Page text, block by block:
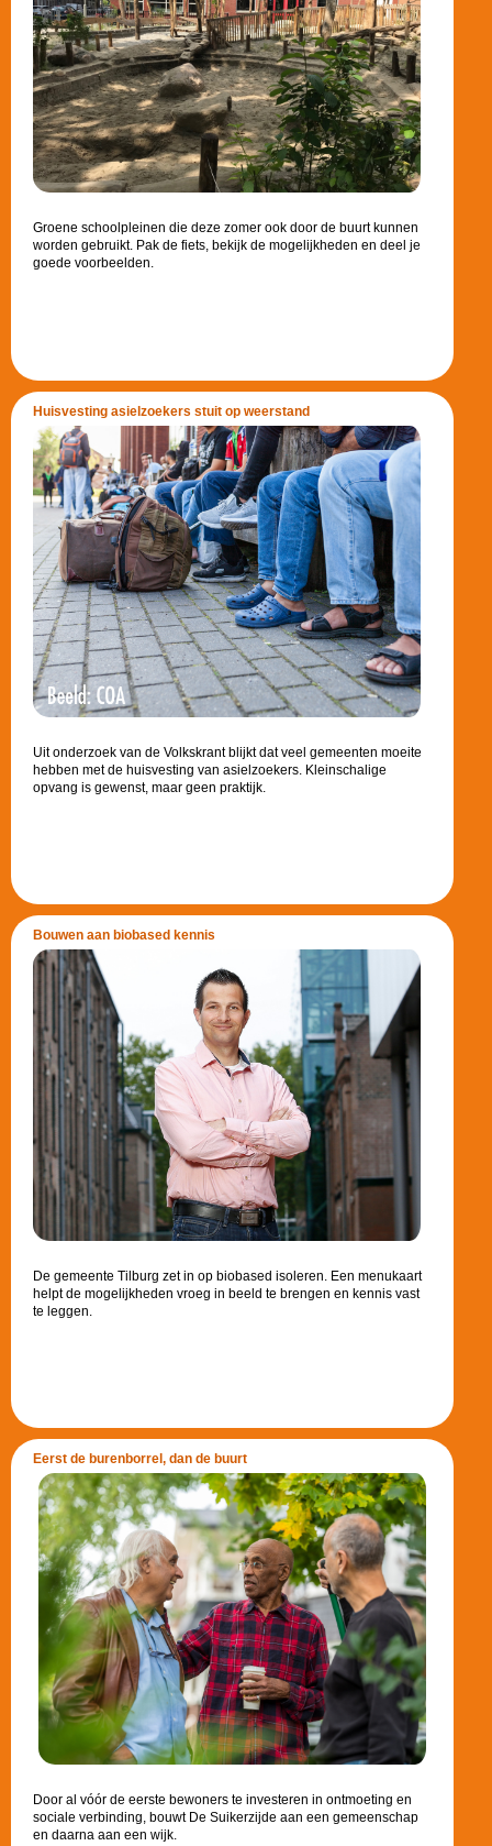
Groene schoolpleinen die deze zomer ook door de buurt kunnen
worden gebruikt. Pak de fiets, bekijk de mogelijkheden en deel je
goede voorbeelden.
Huisvesting asielzoekers stuit op weerstand
Uit onderzoek van de Volkskrant blijkt dat veel gemeenten moeite
hebben met de huisvesting van asielzoekers. Kleinschalige
opvang is gewenst, maar geen praktijk.
Bouwen aan biobased kennis
De gemeente Tilburg zet in op biobased isoleren. Een menukaart
helpt de mogelijkheden vroeg in beeld te brengen en kennis vast
te leggen.
Eerst de burenborrel, dan de buurt
Door al vóór de eerste bewoners te investeren in ontmoeting en
sociale verbinding, bouwt De Suikerzijde aan een gemeenschap
en daarna aan een wijk.